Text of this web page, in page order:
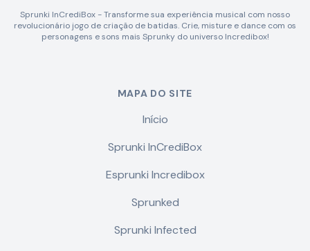
Sprunki InCrediBox - Transforme sua experiência musical com nosso
revolucionário jogo de criação de batidas. Crie, misture e dance com os
personagens e sons mais Sprunky do universo Incredibox!
MAPA DO SITE
Início
Sprunki InCrediBox
Esprunki Incredibox
Sprunked
Sprunki Infected